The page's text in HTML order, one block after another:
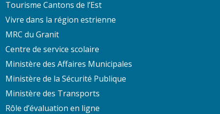
Tourisme Cantons de l’Est
Vivre dans la région estrienne
MRC du Granit
Centre de service scolaire
Ministère des Affaires Municipales
Ministère de la Sécurité Publique
Ministère des Transports
Rôle d’évaluation en ligne